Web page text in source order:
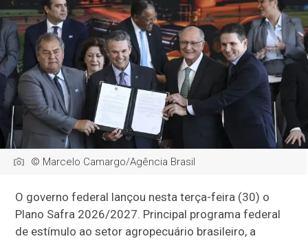
© Marcelo Camargo/Agência Brasil
O governo federal lançou nesta terça-feira (30) o
Plano Safra 2026/2027. Principal programa federal
de estímulo ao setor agropecuário brasileiro, a